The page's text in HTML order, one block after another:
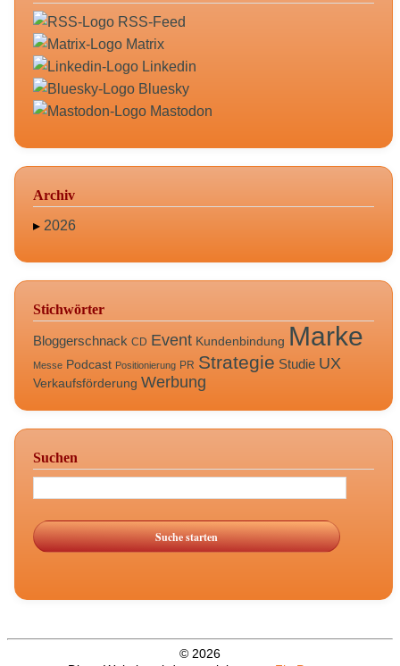
RSS-Feed
Matrix
Linkedin
Bluesky
Mastodon
Archiv
▸ 2026
Stichwörter
Bloggerschnack CD Event Kundenbindung Marke
Messe Podcast Positionierung PR Strategie Studie UX
Verkaufsförderung Werbung
Suchen
© 2026